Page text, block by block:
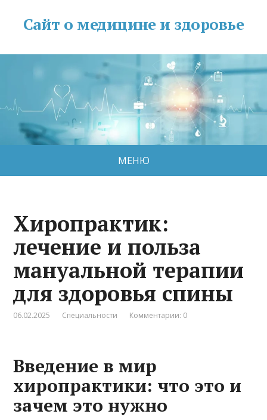
Сайт о медицине и здоровье
МЕНЮ
Хиропрактик:
лечение и польза
мануальной терапии
для здоровья спины
06.02.2025 Специальности Комментарии: 0
Введение в мир
хиропрактики: что это и
зачем это нужно